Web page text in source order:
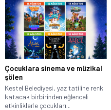
Çocuklara sinema ve müzikal
şölen
Kestel Belediyesi, yaz tatiline renk
katacak birbirinden eğlenceli
etkinliklerle çocukları...